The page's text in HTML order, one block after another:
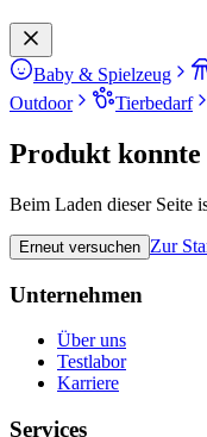
Baby & Spielzeug
Outdoor
Tierbedarf
Produkt konnte
Beim Laden dieser Seite
Erneut versuchen Zur
Unternehmen
Über uns
Testlabor
Karriere
Services